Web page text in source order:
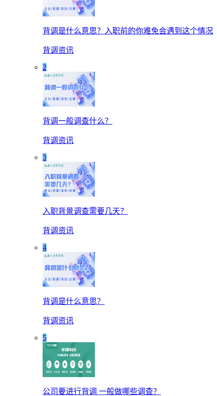
背调是什么意思？入职前的你难免会遇到这个情况
背调资讯
2
背调一般调查什么？
背调资讯
3
入职背景调查需要几天？
背调资讯
4
背调是什么意思？
背调资讯
5
公司要进行背调 一般做哪些调查？